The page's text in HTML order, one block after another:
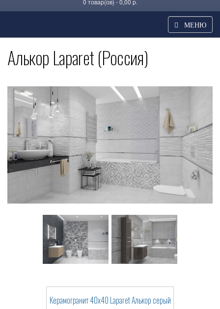
0 товар(ов) - 0,00 р.
МЕНЮ
Алькор Laparet (Россия)
Керамогранит 40x40 Laparet Алькор серый